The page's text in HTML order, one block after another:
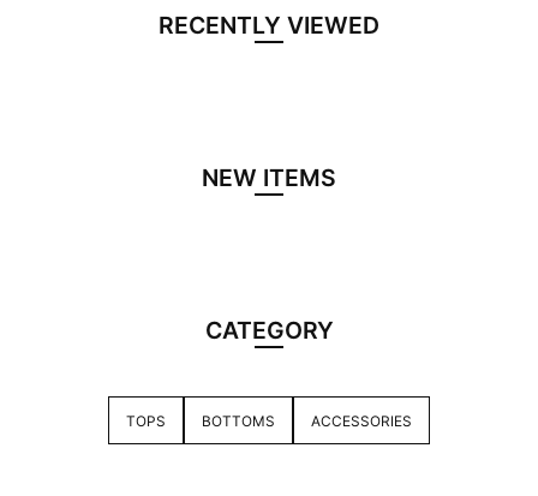
RECENTLY VIEWED
NEW ITEMS
CATEGORY
TOPS BOTTOMS ACCESSORIES